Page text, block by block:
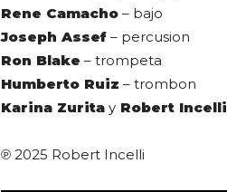
Rene Camacho – bajo
Joseph Assef – percusion
Ron Blake – trompeta
Humberto Ruiz – trombon
Karina Zurita y Robert Incelli
℗ 2025 Robert Incelli